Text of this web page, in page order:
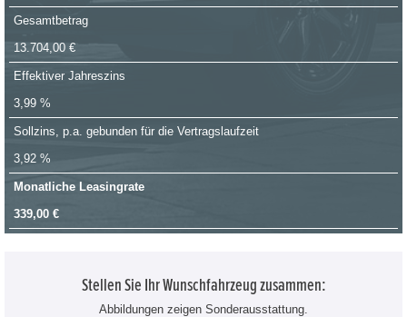
Gesamtbetrag
13.704,00 €
Effektiver Jahreszins
3,99 %
Sollzins, p.a. gebunden für die Vertragslaufzeit
3,92 %
Monatliche Leasingrate
339,00 €
Stellen Sie Ihr Wunschfahrzeug zusammen:
Abbildungen zeigen Sonderausstattung.